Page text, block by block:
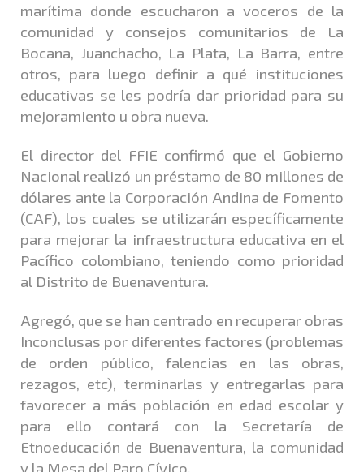
marítima donde escucharon a voceros de la
comunidad y consejos comunitarios de La
Bocana, Juanchacho, La Plata, La Barra, entre
otros, para luego definir a qué instituciones
educativas se les podría dar prioridad para su
mejoramiento u obra nueva.
El director del FFIE confirmó que el Gobierno
Nacional realizó un préstamo de 80 millones de
dólares ante la Corporación Andina de Fomento
(CAF), los cuales se utilizarán específicamente
para mejorar la infraestructura educativa en el
Pacífico colombiano, teniendo como prioridad
al Distrito de Buenaventura.
Agregó, que se han centrado en recuperar obras
Inconclusas por diferentes factores (problemas
de orden público, falencias en las obras,
rezagos, etc), terminarlas y entregarlas para
favorecer a más población en edad escolar y
para ello contará con la Secretaría de
Etnoeducación de Buenaventura, la comunidad
y la Mesa del Paro Cívico.